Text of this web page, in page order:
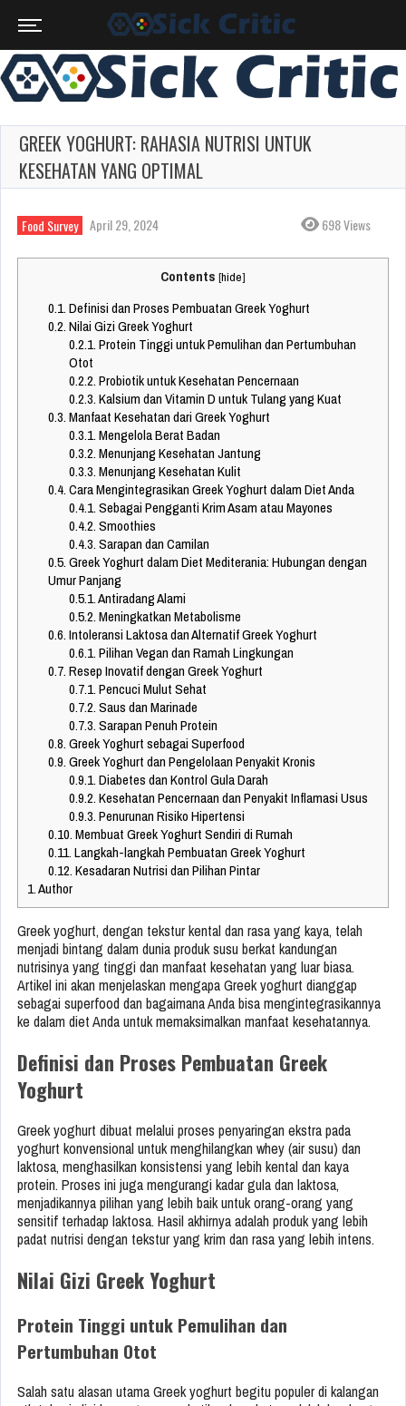
GREEK YOGHURT: RAHASIA NUTRISI UNTUK
KESEHATAN YANG OPTIMAL
Food Survey April 29, 2024 698 Views
Contents [hide]
0.1.Definisi dan Proses Pembuatan Greek Yoghurt
0.2.Nilai Gizi Greek Yoghurt
0.2.1.Protein Tinggi untuk Pemulihan dan Pertumbuhan
Otot
0.2.2.Probiotik untuk Kesehatan Pencernaan
0.2.3.Kalsium dan Vitamin D untuk Tulang yang Kuat
0.3.Manfaat Kesehatan dari Greek Yoghurt
0.3.1.Mengelola Berat Badan
0.3.2.Menunjang Kesehatan Jantung
0.3.3.Menunjang Kesehatan Kulit
0.4.Cara Mengintegrasikan Greek Yoghurt dalam Diet Anda
0.4.1.Sebagai Pengganti Krim Asam atau Mayones
0.4.2.Smoothies
0.4.3.Sarapan dan Camilan
0.5.Greek Yoghurt dalam Diet Mediterania: Hubungan dengan
Umur Panjang
0.5.1.Antiradang Alami
0.5.2.Meningkatkan Metabolisme
0.6.Intoleransi Laktosa dan Alternatif Greek Yoghurt
0.6.1.Pilihan Vegan dan Ramah Lingkungan
0.7.Resep Inovatif dengan Greek Yoghurt
0.7.1.Pencuci Mulut Sehat
0.7.2.Saus dan Marinade
0.7.3.Sarapan Penuh Protein
0.8.Greek Yoghurt sebagai Superfood
0.9.Greek Yoghurt dan Pengelolaan Penyakit Kronis
0.9.1.Diabetes dan Kontrol Gula Darah
0.9.2.Kesehatan Pencernaan dan Penyakit Inflamasi Usus
0.9.3.Penurunan Risiko Hipertensi
0.10.Membuat Greek Yoghurt Sendiri di Rumah
0.11.Langkah-langkah Pembuatan Greek Yoghurt
0.12.Kesadaran Nutrisi dan Pilihan Pintar
1.Author
Greek yoghurt, dengan tekstur kental dan rasa yang kaya, telah
menjadi bintang dalam dunia produk susu berkat kandungan
nutrisinya yang tinggi dan manfaat kesehatan yang luar biasa.
Artikel ini akan menjelaskan mengapa Greek yoghurt dianggap
sebagai superfood dan bagaimana Anda bisa mengintegrasikannya
ke dalam diet Anda untuk memaksimalkan manfaat kesehatannya.
Definisi dan Proses Pembuatan Greek
Yoghurt
Greek yoghurt dibuat melalui proses penyaringan ekstra pada
yoghurt konvensional untuk menghilangkan whey (air susu) dan
laktosa, menghasilkan konsistensi yang lebih kental dan kaya
protein. Proses ini juga mengurangi kadar gula dan laktosa,
menjadikannya pilihan yang lebih baik untuk orang-orang yang
sensitif terhadap laktosa. Hasil akhirnya adalah produk yang lebih
padat nutrisi dengan tekstur yang krim dan rasa yang lebih intens.
Nilai Gizi Greek Yoghurt
Protein Tinggi untuk Pemulihan dan
Pertumbuhan Otot
Salah satu alasan utama Greek yoghurt begitu populer di kalangan